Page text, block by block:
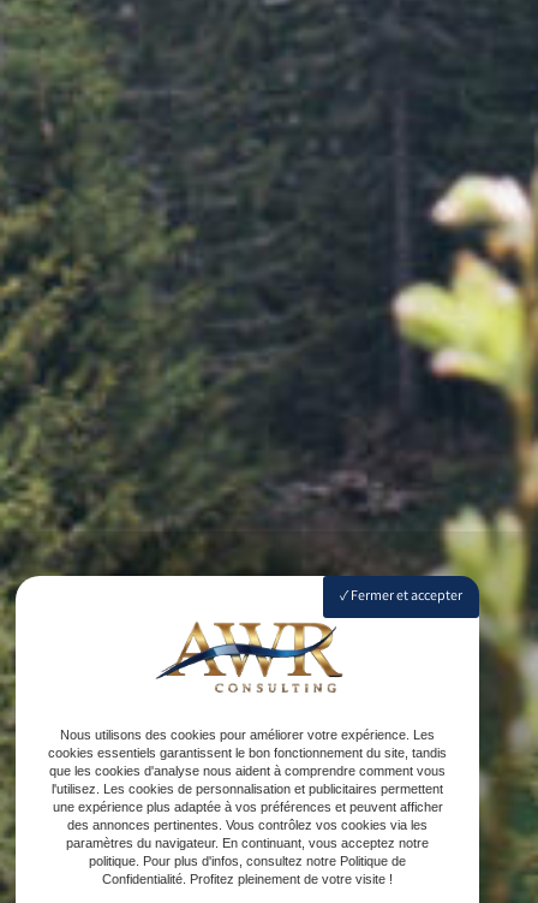
Fermer et accepter
Nous utilisons des cookies pour améliorer votre expérience. Les
cookies essentiels garantissent le bon fonctionnement du site, tandis
que les cookies d'analyse nous aident à comprendre comment vous
l'utilisez. Les cookies de personnalisation et publicitaires permettent
une expérience plus adaptée à vos préférences et peuvent afficher
des annonces pertinentes. Vous contrôlez vos cookies via les
paramètres du navigateur. En continuant, vous acceptez notre
politique. Pour plus d'infos, consultez notre Politique de
Confidentialité. Profitez pleinement de votre visite !